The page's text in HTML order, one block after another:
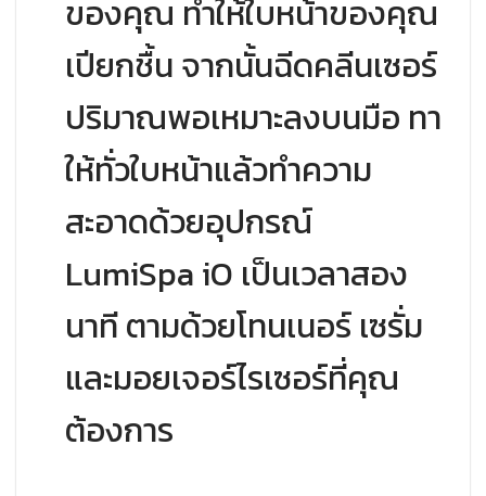
ของคุณ ทำให้ใบหน้าของคุณ
เปียกชื้น จากนั้นฉีดคลีนเซอร์
ปริมาณพอเหมาะลงบนมือ ทา
ให้ทั่วใบหน้าแล้วทำความ
สะอาดด้วยอุปกรณ์
LumiSpa iO เป็นเวลาสอง
นาที ตามด้วยโทนเนอร์ เซรั่ม
และมอยเจอร์ไรเซอร์ที่คุณ
ต้องการ